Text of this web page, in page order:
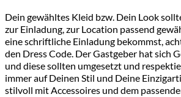
Dein gewähltes Kleid bzw. Dein Look
zur Einladung, zur Location passend
eine schriftliche Einladung bekommst,
den Dress Code. Der Gastgeber hat sich
und diese sollten umgesetzt und
immer auf Deinen Stil und Deine
stilvoll mit Accessoires und dem